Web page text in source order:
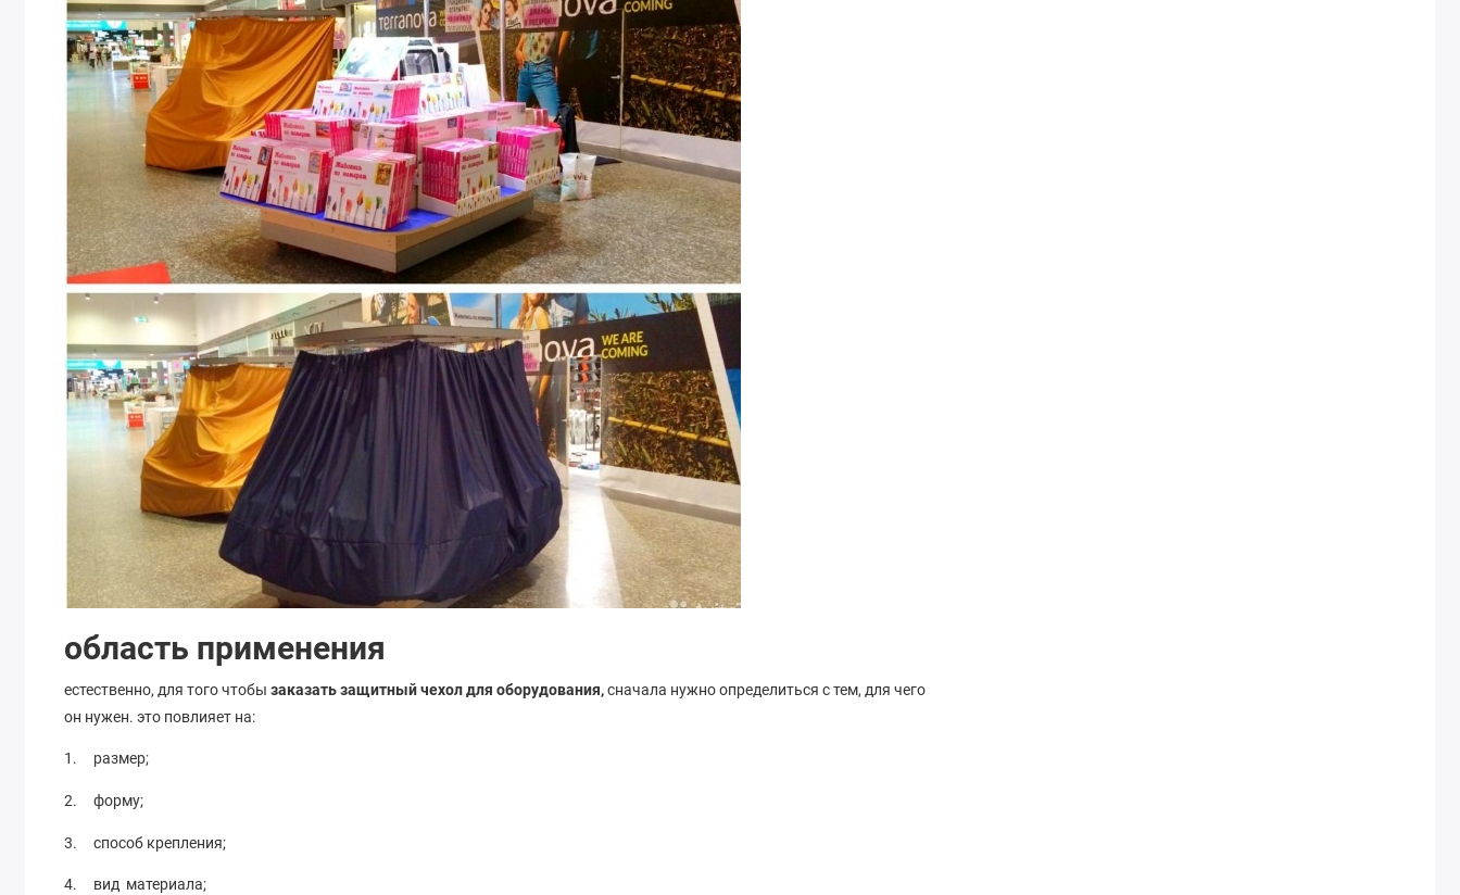
область применения
естественно, для того чтобызаказать защитный чехол для оборудования,сначала нужно определиться с тем, для чего
он нужен. это повлияет на:
1. размер;
2. форму;
3. способ крепления;
4. вид материала;